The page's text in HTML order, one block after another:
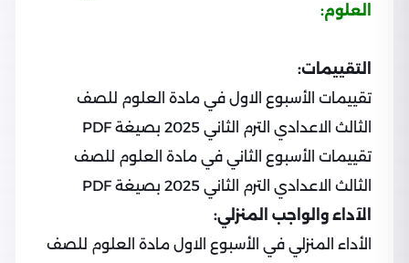
العلوم:
التقييمات:
تقييمات الأسبوع الاول في مادة العلوم للصف
الثالث الاعدادي الترم الثاني 2025 بصيغة PDF
تقييمات الأسبوع الثاني في مادة العلوم للصف
الثالث الاعدادي الترم الثاني 2025 بصيغة PDF
الآداء والواجب المنزلي:
الأداء المنزلي في الأسبوع الاول مادة العلوم للصف